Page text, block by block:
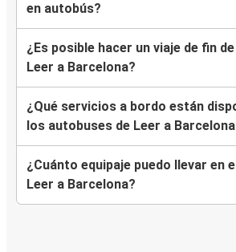
en autobús?
¿Es posible hacer un viaje de fin
Leer a Barcelona?
¿Qué servicios a bordo están
los autobuses de Leer a
¿Cuánto equipaje puedo llevar en
Leer a Barcelona?